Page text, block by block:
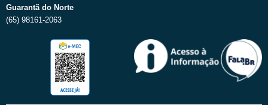
Guarantã do Norte
(65) 98161-2063